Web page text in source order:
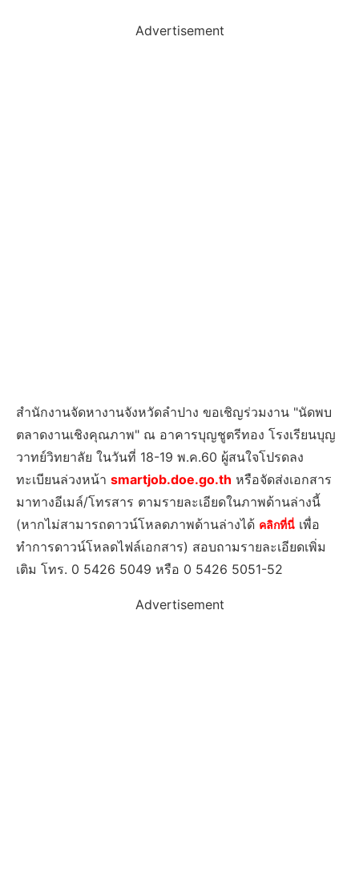
Advertisement
สำนักงานจัดหางานจังหวัดลำปาง ขอเชิญร่วมงาน "นัดพบ
ตลาดงานเชิงคุณภาพ" ณ อาคารบุญชูตรีทอง โรงเรียนบุญ
วาทย์วิทยาลัย ในวันที่ 18-19 พ.ค.60 ผู้สนใจโปรดลง
ทะเบียนล่วงหน้า smartjob.doe.go.th หรือจัดส่งเอกสาร
มาทางอีเมล์/โทรสาร ตามรายละเอียดในภาพด้านล่างนี้
(หากไม่สามารถดาวน์โหลดภาพด้านล่างได้ คลิกที่นี่ เพื่อ
ทำการดาวน์โหลดไฟล์เอกสาร) สอบถามรายละเอียดเพิ่ม
เติม โทร. 0 5426 5049 หรือ 0 5426 5051-52
Advertisement